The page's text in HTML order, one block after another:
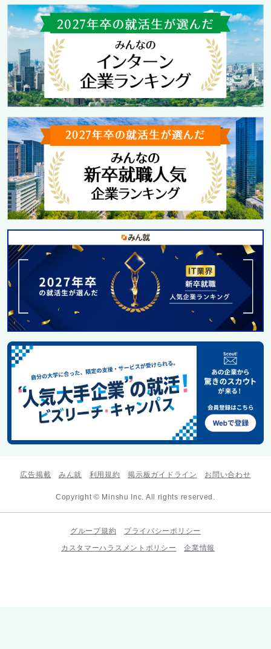
広告掲載 みん就 利用規約 掲示板ガイドライン お問い合わせ
Copyright © Minshu Inc. All rights reserved.
グループ規約
プライバシーポリシー
カスタマーハラスメントポリシー
企業情報